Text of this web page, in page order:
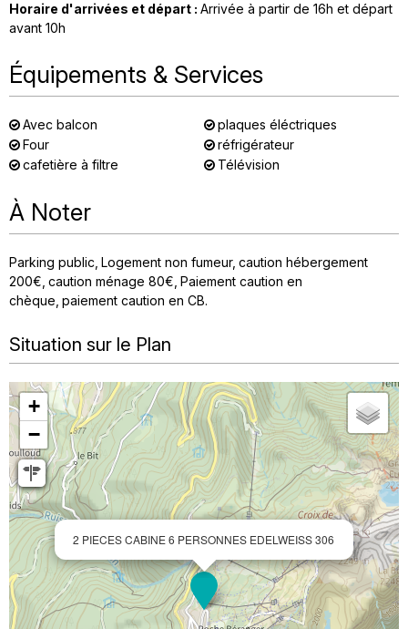
Horaire d'arrivées et départ : Arrivée à partir de 16h et départ
avant 10h
Équipements & Services
Avec balcon
plaques éléctriques
Four
réfrigérateur
cafetière à filtre
Télévision
À Noter
Parking public Logement non fumeur caution hébergement
200€ caution ménage 80€ Paiement caution en
chèque paiement caution en CB
Situation sur le Plan
2 PIECES CABINE 6 PERSONNES EDELWEISS 306
+
−